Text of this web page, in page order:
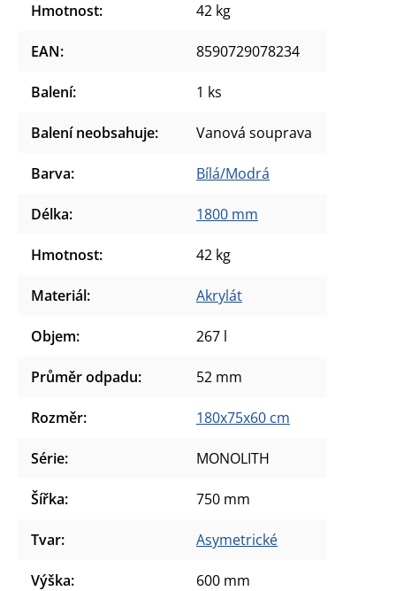
Hmotnost: 42 kg
EAN: 8590729078234
Balení: 1 ks
Balení neobsahuje: Vanová souprava
Barva: Bílá/Modrá
Délka: 1800 mm
Hmotnost: 42 kg
Materiál: Akrylát
Objem: 267 l
Průměr odpadu: 52 mm
Rozměr: 180x75x60 cm
Série: MONOLITH
Šířka: 750 mm
Tvar: Asymetrické
Výška: 600 mm